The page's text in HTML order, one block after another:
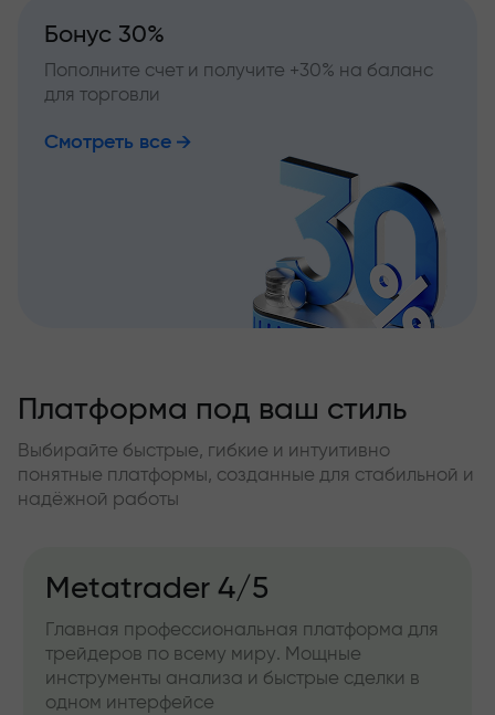
Бонус 30%
Пополните счет и получите +30% на баланс
для торговли
Смотреть все
Платформа под ваш стиль
Выбирайте быстрые, гибкие и интуитивно
понятные платформы, созданные для стабильной и
надёжной работы
Metatrader 4/5
Главная профессиональная платформа для
трейдеров по всему миру. Мощные
инструменты анализа и быстрые сделки в
одном интерфейсе